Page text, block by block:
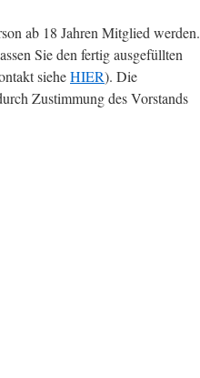
ab 18 Jahren Mitglied werden.
Sie den fertig ausgefüllten
sieheHIER). Die
Zustimmung des Vorstands